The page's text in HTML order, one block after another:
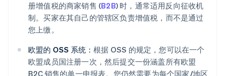
册增值税的商家销售 (B2B) 时，通常适用反向征收机
制。买家在其自己的管辖区负责增值税，而不是通过
您上缴。
欧盟的 OSS 系统：根据 OSS 的规定，您可以在一个
欧盟成员国注册一次，然后提交一份涵盖所有欧盟
B2C 销售的单一申报表。您仍然需要为每个国家/地区